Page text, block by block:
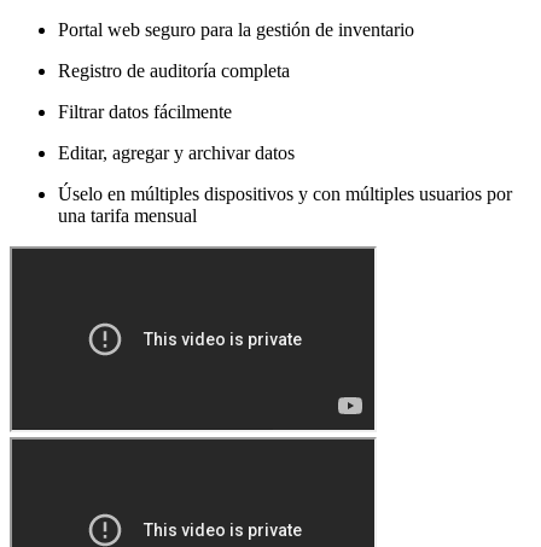
Portal web seguro para la gestión de inventario
Registro de auditoría completa
Filtrar datos fácilmente
Editar, agregar y archivar datos
Úselo en múltiples dispositivos y con múltiples usuarios por
una tarifa mensual